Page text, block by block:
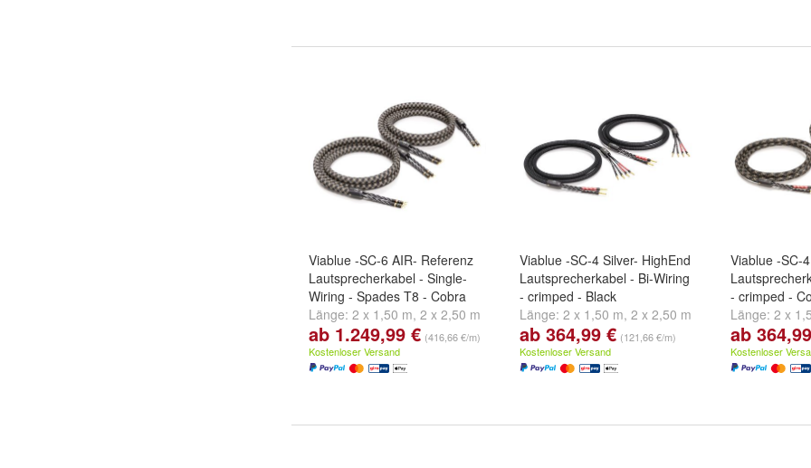
Viablue -SC-6 AIR- Referenz
Lautsprecherkabel - Single-
Wiring - Spades T8 - Cobra
Länge: 2 x 1,50 m, 2 x 2,50 m
und 2 x 3,00 m
ab 1.249,99 € (416,66 €/m)
Kostenloser Versand
Viablue -SC-4 Silver- HighEnd
Lautsprecherkabel - Bi-Wiring
- crimped - Black
Länge: 2 x 1,50 m, 2 x 2,50 m
und 2 x 3,00 m
ab 364,99 € (121,66 €/m)
Kostenloser Versand
Viablue -SC-
- crimped -
Länge: 2 x
und 2 x 3,00 m
ab
Kostenloser